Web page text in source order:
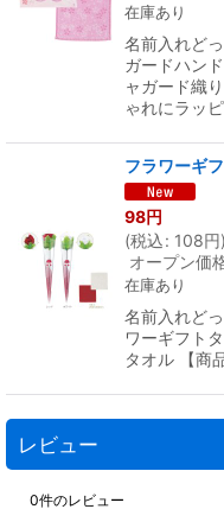
在庫あり
名前入れど
ガードハン
ャガード織
ゃれにラッ
フラワーギ
98円
(税込: 108円)
オープン価
在庫あり
名前入れど
ワーギフト
タオル 【商
レビュー
0件のレビュー